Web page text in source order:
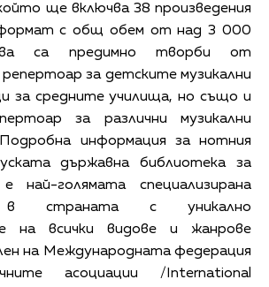
ще включва 38 произведения
с общ обем от над 3 000
са предимно творби от
репертоар за детските музикални
за средните училища, но също и
за различни музикални
информация за нотния
държавна библиотека за
най-голямата специализирана
в страната с уникално
на всички видове и жанрове
на Международната федерация
асоциации /International